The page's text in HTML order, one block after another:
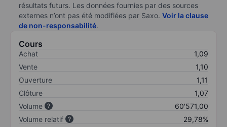
résultats futurs. Les données fournies par des sources
externes n’ont pas été modifiées par Saxo. Voir la clause
de non-responsabilité.
Cours
Achat
1,09
Vente
1,10
Ouverture
1,11
Clôture
1,07
Volume
60'571,00
Volume relatif
29,78%